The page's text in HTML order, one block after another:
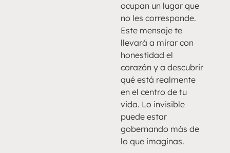
ocupan un lugar que
no les corresponde.
Este mensaje te
llevará a mirar con
honestidad el
corazón y a descubrir
qué está realmente
en el centro de tu
vida. Lo invisible
puede estar
gobernando más de
lo que imaginas.